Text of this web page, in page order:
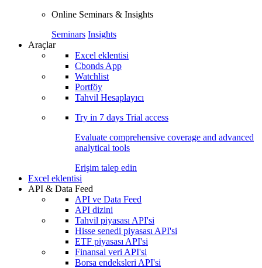
Online Seminars & Insights
Seminars Insights
Araçlar
Excel eklentisi
Cbonds App
Watchlist
Portföy
Tahvil Hesaplayıcı
Try in 7 days Trial access
Evaluate comprehensive coverage and advanced
analytical tools
Erişim talep edin
Excel eklentisi
API & Data Feed
API ve Data Feed
API dizini
Tahvil piyasası API'si
Hisse senedi piyasası API'si
ETF piyasası API'si
Finansal veri API'si
Borsa endeksleri API'si